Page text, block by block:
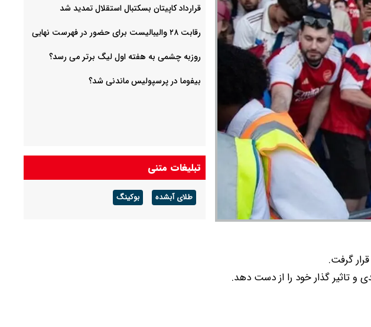
گرفت.
و تاثیر گذار خود را از دست دهد.
قرارداد کاپیتان بسکتبال استقلال تمدید شد
رقابت ۲۸ والیبالیست برای حضور در فهرست نهایی
روزبه چشمی به هفته اول لیگ برتر می رسد؟
بیفوما در پرسپولیس ماندنی شد؟
تبلیغات متنی
طلای آبشده بوکینگ